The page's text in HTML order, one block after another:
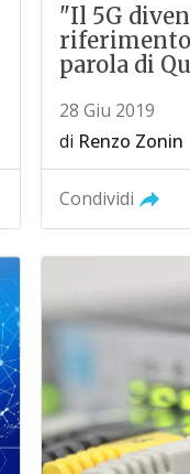
"Il 5G
parola di
28 Giu 2019
di Renzo Zonin
Condividi